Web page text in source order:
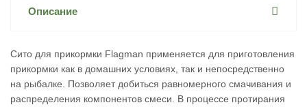
Описание
Сито для прикормки Flagman применяется для приготовления
прикормки как в домашних условиях, так и непосредственно
на рыбалке. Позволяет добиться равномерного смачивания и
распределения компонентов смеси. В процессе протирания